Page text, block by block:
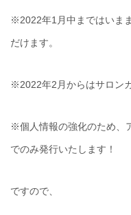
※2022年1月中まではいま
だけます。
※2022年2月からはサロン
※個人情報の強化のため、
でのみ発行いたします！
ですので、